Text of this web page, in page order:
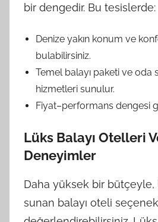
bir dengedir. Bu tesislerde:
Denize yakın konum ve
bulabilirsiniz.
Temel balayı paketi ve oda
hizmetleri sunulur.
Fiyat–performans dengesi
Lüks Balayı Otelleri
Deneyimler
Daha yüksek bir
sunan balayı oteli